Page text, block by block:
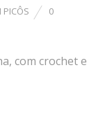
PICÔS
0
com crochet e